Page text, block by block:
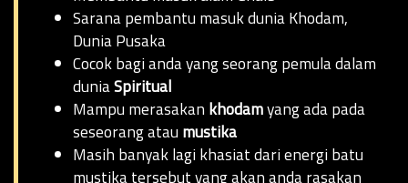
Sarana pembantu masuk dunia Khodam,
Dunia Pusaka
Cocok bagi anda yang seorang pemula dalam
duniaSpiritual
Mampu merasakan khodamyang ada pada
seseorang atau mustika
Masih banyak lagi khasiat dari energi batu
mustika tersebut yang akan anda rasakan